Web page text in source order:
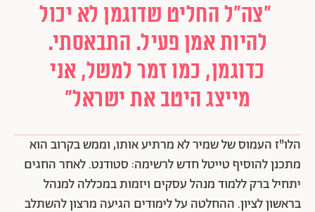
"צה"ל החליט שדוגמן לא יכול
להיות אמן פעיל. התבאסתי.
כדוגמן, כמו זמר למשל, אני
מייצג היטב את ישראל"
הלו"ז העמוס של שמיר לא מרתיע אותו, וממש בקרוב הוא
מתכנן להוסיף טייטל חדש לרשימה: סטודנט. לאחר החגים
יתחיל ברק ללמוד מנהל עסקים ויזמות במכללה למנהל
בראשון לציון. ההחלטה על לימודים הגיעה מרצון להשתלב